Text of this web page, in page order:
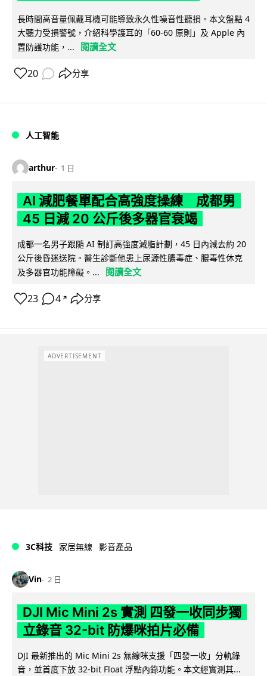
長時間高音量佩戴耳機可能導致永久性噪音性聽損。本文盤點 4
大聽力受損警號，介紹科學護耳的「60-60 原則」及 Apple 內
置防護功能，...
閱讀全文
20 分享
人工智能
arthur 1 日
AI 減肥餐單配合高強度操練 成都男
45 日減 20 公斤後多器官衰竭
成都一名男子跟隨 AI 制訂高強度減脂計劃，45 日內減去約 20
公斤後昏迷送院。醫生診斷他患上尿源性膿毒症、膿毒性休克
及多器官功能障礙。...
閱讀全文
23 4 ↗ 分享
ADVERTISEMENT
3C科技 家居無線 影音產品
Vin 2 日
DJI Mic Mini 2s 實測 四發一收同步獨
立錄音 32-bit 防爆咪拍片必備
DJI 最新推出的 Mic Mini 2s 無線咪支援「四發一收」分軌錄
音，並首度下放 32-bit Float 浮點內錄功能。本文經實測其...